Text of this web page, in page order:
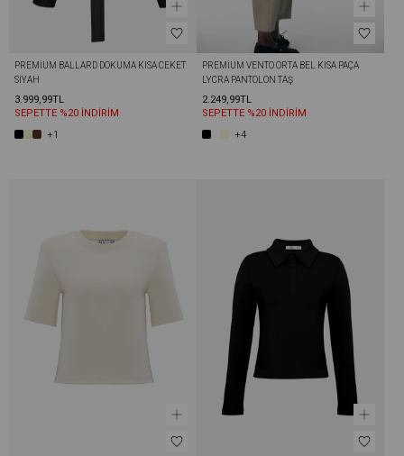
PREMIUM BALLARD DOKUMA KISA CEKET
SIYAH
3.999,99TL
SEPETTE %20 İNDİRİM
+1
PREMIUM VENTO ORTA BEL KISA PAÇA
LYCRA PANTOLON TAŞ
2.249,99TL
SEPETTE %20 İNDİRİM
+4